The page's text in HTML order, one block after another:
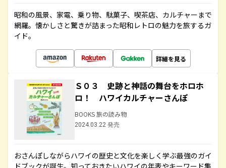
昭和の風景、家電、乗り物、駄菓子、喫茶店、カルチャーまで
網羅。懐かしさと驚きが詰まった昭和レトロの魅力を旅するガ
イド。
詳細を見る
Ｓ０３ 史跡と神話の舞台をホロホ
ロ！ ハワイカルチャーさんぽ
BOOKS 旅の読み物
2024.03.22 発売
おさんぽしながらハワイの歴史と文化を楽しく学ぶ最強のガイ
ドブックが誕生。知っておきたいハワイの年表やキーワード集